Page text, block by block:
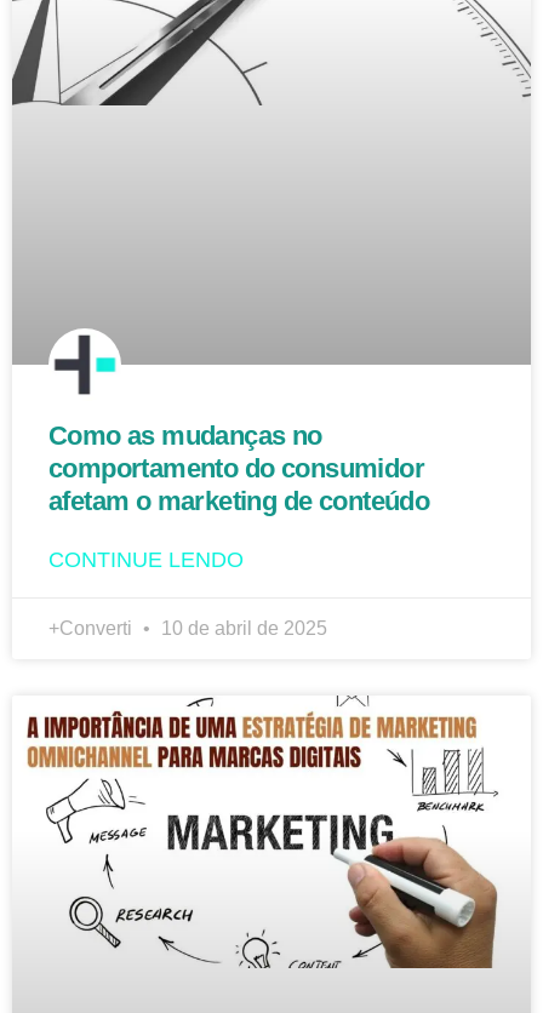
Como as mudanças no
comportamento do consumidor
afetam o marketing de conteúdo
CONTINUE LENDO
+Converti 10 de abril de 2025